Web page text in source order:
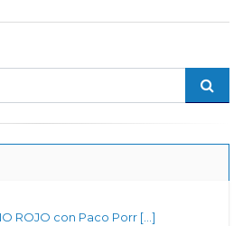
ROJO con Paco Porr [...]